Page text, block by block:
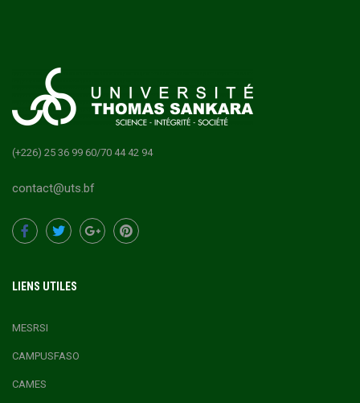
(+226) 25 36 99 60/70 44 42 94
contact@uts.bf
LIENS UTILES
MESRSI
CAMPUSFASO
CAMES